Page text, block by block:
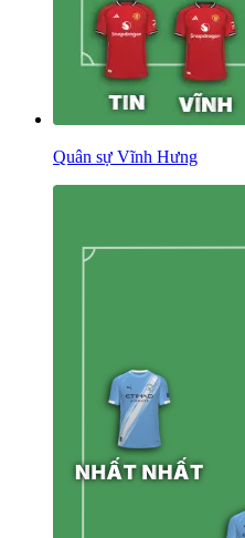
Quân sự Vĩnh Hưng